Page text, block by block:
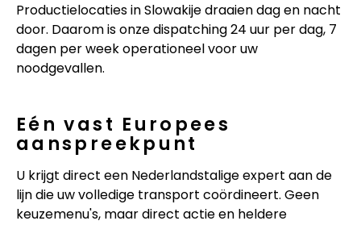
Productielocaties in Slowakije draaien dag en nacht
door. Daarom is onze dispatching 24 uur per dag, 7
dagen per week operationeel voor uw
noodgevallen.
Eén vast Europees
aanspreekpunt
U krijgt direct een Nederlandstalige expert aan de
lijn die uw volledige transport coördineert. Geen
keuzemenu's, maar direct actie en heldere